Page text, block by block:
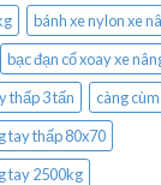
bánh xe nylon xe
bạc đạn cổ xoay xe
thấp 3 tấn
càng
tay thấp 80x70
tay 2500kg